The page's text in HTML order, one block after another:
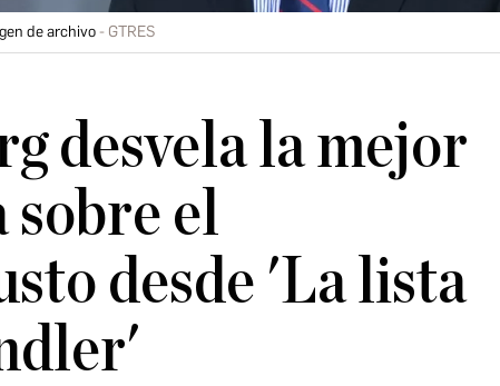
de archivo GTRES
desvela la mejor
el
desde 'La lista